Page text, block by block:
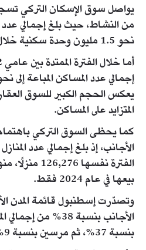
يواصل سوق الإسكان التركي
من النشاط، حيث بلغ إجمالي عدد
نحو 1.5 مليون وحدة سكنية خلال عام 2024 وحده.
يعكس الحجم الكبير للسوق
المتزايد على المساكن.
كما يحظى السوق التركي
الأجانب، إذ بلغ إجمالي عدد
بيعها في عام 2024 فقط.
وتصدّرت إسطنبول قائمة المدن
الأجانب بنسبة 38% من
بنسبة 37%، ثم مرسين بنسبة 9%.